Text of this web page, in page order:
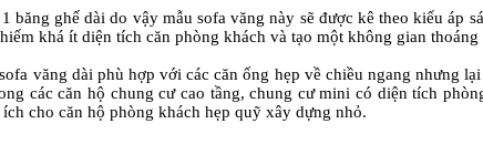
băng ghế dài do vậy mẫu sofa văng này sẽ được kê theo kiểu áp
khá ít diện tích căn phòng khách và tạo một không gian
văng dài phù hợp với các căn ống hẹp về chiều ngang nhưng
các căn hộ chung cư cao tầng, chung cư mini có diện tích
cho căn hộ phòng khách hẹp quỹ xây dựng nhỏ.